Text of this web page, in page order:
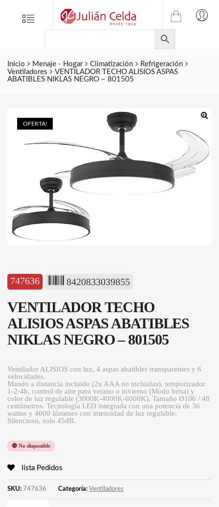
Menu
TIENDA
ONLINE
DE
JULIAN
CELDA
Inicio Menaje - Hogar Climatización
Refrigeración
Ventiladores
VENTILADOR TECHO ALISIOS ASPAS
ABATIBLES NIKLAS NEGRO – 801505
OFERTA!
747636 8420833039855
VENTILADOR TECHO
ALISIOS ASPAS ABATIBLES
NIKLAS NEGRO – 801505
Ventilador ALISIOS con luz, 4 aspas abatibles transparentes y 6
velocidades.
Mando a distancia incluido (2x AAA no incluidas), temporizador
1-2-4h, control de aire para verano o invierno (Modo brisa) y
color de luz regulable (3000K-4000K-6000K). Tamaño Ø106 / 48
centímetros. Tecnología LED integrada con una potencia de 36
watios y 4000 lúmenes con intensidad de luz regulable.
Silencioso, solo 45dB.
🔴 No disponible
lista Pedidos
SKU: 747636 Categoría: Ventiladores
Folletos
Contacto